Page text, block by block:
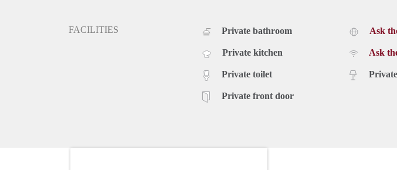
FACILITIES Private bathroom
Private kitchen
Private toilet
Private front door
Ask
Ask